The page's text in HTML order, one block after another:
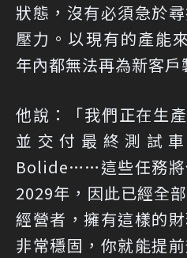
狀態，沒有必須急於
壓力。以現有的產能
年內都無法再為新客戶
他說：「我們正在生
並交付最終測試
Bolide……這些任務將
2029年，因此已經全
經營者，擁有這樣的
非常穩固，你就能提